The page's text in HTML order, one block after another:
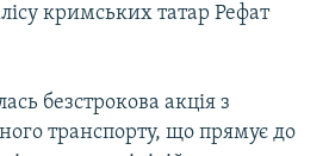
кримських татар Рефат
безстрокова акція з
транспорту, що прямує до